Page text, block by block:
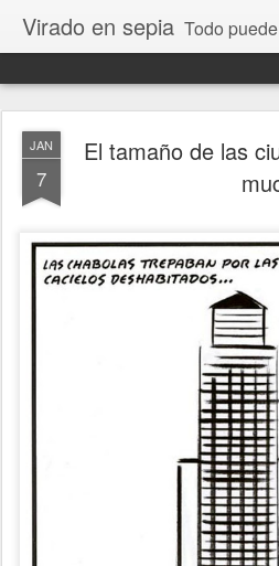
Virado en sepia Todo puede cambiar de color, depende de nosotros y de nuestra capacidad para
JAN
7
El tamaño de las